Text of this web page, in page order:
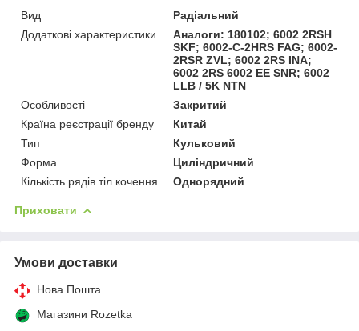
Вид
Радіальний
Додаткові характеристики
Аналоги: 180102; 6002 2RSH
SKF; 6002-C-2HRS FAG; 6002-
2RSR ZVL; 6002 2RS INA;
6002 2RS 6002 EE SNR; 6002
LLB / 5K NTN
Особливості
Закритий
Країна реєстрації бренду
Китай
Тип
Кульковий
Форма
Циліндричний
Кількість рядів тіл кочення
Однорядний
Приховати
Умови доставки
Нова Пошта
Магазини Rozetka